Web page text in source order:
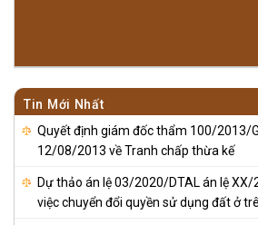
Tin Mới Nhất
Quyết định giám đốc thẩm 100/2013/
12/08/2013 về Tranh chấp thừa kế
Dự thảo án lệ 03/2020/DTAL án lệ
việc chuyển đổi quyền sử dụng đất ở